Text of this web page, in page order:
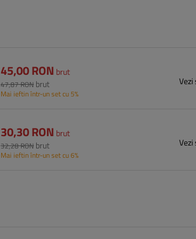
45,00 RON brut
47,87 RON brut
Mai ieftin într-un set cu 5%
Vezi
30,30 RON brut
32,28 RON brut
Mai ieftin într-un set cu 6%
Vezi